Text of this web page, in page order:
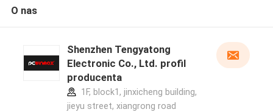
O nas
Shenzhen Tengyatong
Electronic Co., Ltd. profil
producenta
1F, block1, jinxicheng building,
jieyu street, xiangrong road